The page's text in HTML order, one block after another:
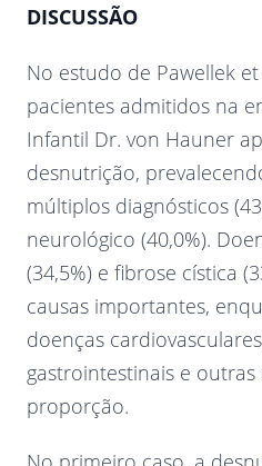
DISCUSSÃO
No estudo de Pawellek et
pacientes admitidos na
Infantil Dr. von Hauner
desnutrição,
múltiplos diagnósticos
neurológico (40,0%).
(34,5%) e fibrose cística
causas importantes,
doenças
gastrointestinais e
proporção.